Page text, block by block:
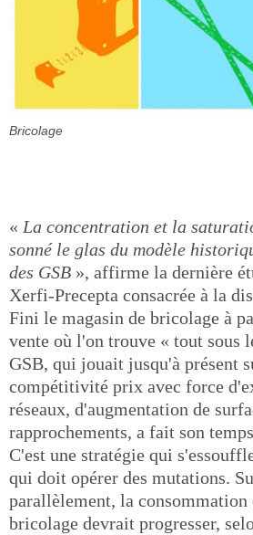
Bricolage
« La concentration et la
sonné le glas du modèle
des GSB », affirme la dernière
Xerfi-Precepta consacrée à la
Fini le magasin de bricolage à
vente où l'on trouve « tout sous
GSB, qui jouait jusqu'à présent
compétitivité prix avec force
réseaux, d'augmentation de
rapprochements, a fait son
C'est une stratégie qui
qui doit opérer des mutations.
parallèlement, la consommation
bricolage devrait progresser,